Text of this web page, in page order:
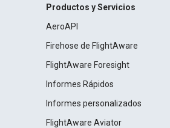
Productos y Servicios
AeroAPI
Firehose de FlightAware
FlightAware Foresight
Informes Rápidos
Informes personalizados
FlightAware Aviator